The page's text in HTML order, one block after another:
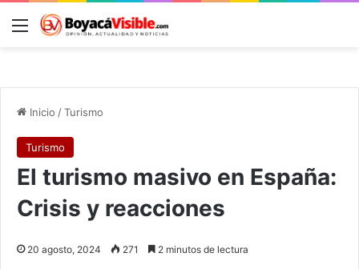
Menú
Inicio /Turismo
Turismo
El turismo masivo en España:
Crisis y reacciones
20 agosto, 2024 271 2 minutos de lectura